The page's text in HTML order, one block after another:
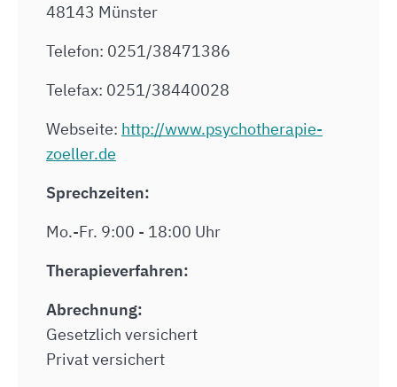
48143 Münster
Telefon: 0251/38471386
Telefax: 0251/38440028
Webseite: http://www.psychotherapie-
zoeller.de
Sprechzeiten:
Mo.-Fr. 9:00 - 18:00 Uhr
Therapieverfahren:
Abrechnung:
Gesetzlich versichert
Privat versichert